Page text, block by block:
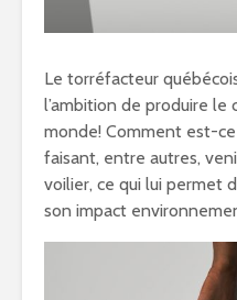
Le torréfacteur
l’ambition de produire le
monde! Comment est-ce
faisant, entre autres,
voilier, ce qui lui permet
son impact